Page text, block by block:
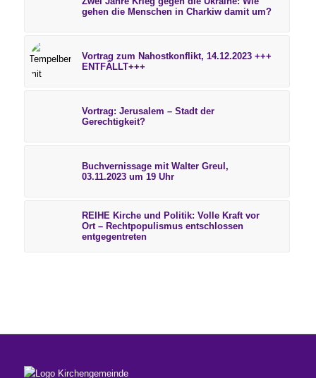
gehen die Menschen in Charkiw damit um?
Vortrag zum Nahostkonflikt, 14.12.2023 +++
ENTFÄLLT+++
Vortrag: Jerusalem – Stadt der
Gerechtigkeit?
Buchvernissage mit Walter Greul,
03.11.2023 um 19 Uhr
REIHE Kirche und Politik: Volle Kraft vor
Ort – Rechtpopulismus entschlossen
entgegentreten